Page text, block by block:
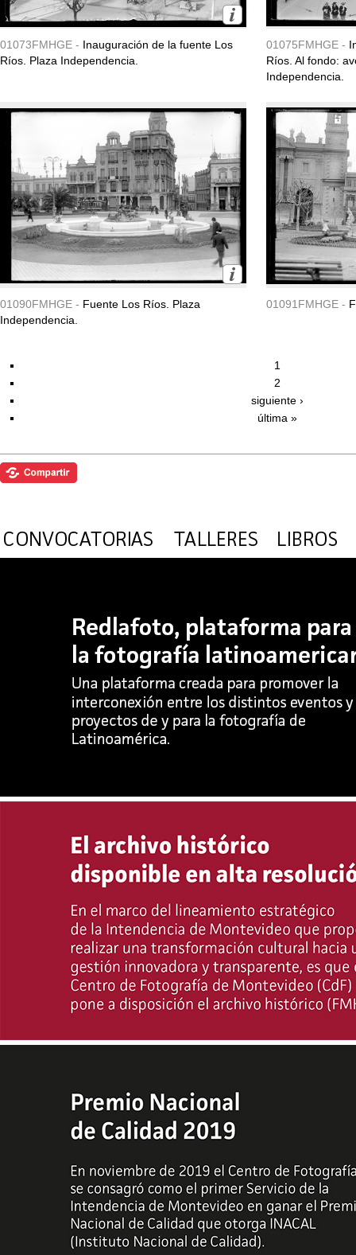
01073FMHGE - Inauguración de la fuente Los
Ríos. Plaza Independencia.
01075FMHGE -
Ríos. Al fondo:
Independencia.
01090FMHGE - Fuente Los Ríos. Plaza
Independencia.
01091FMHGE -
1
2
siguiente ›
última »